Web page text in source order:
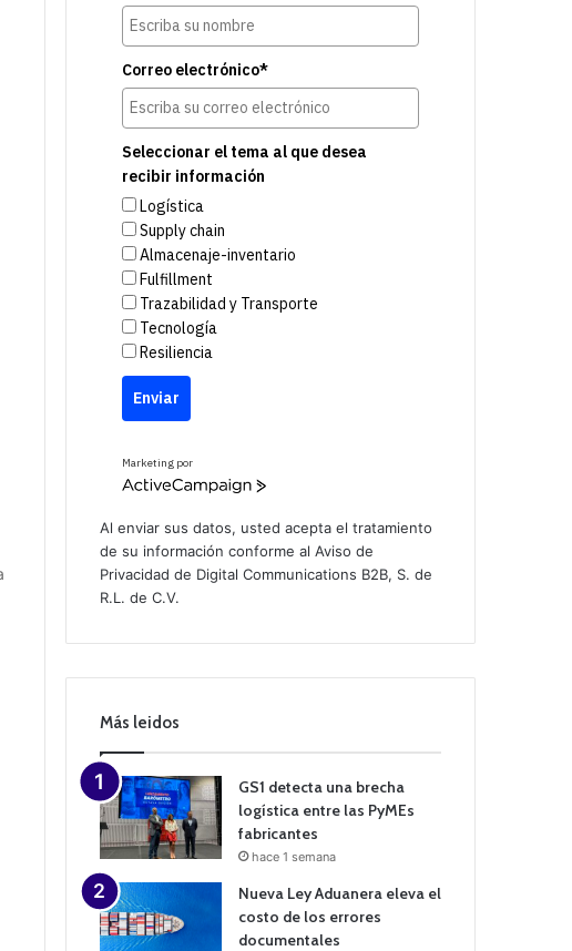
Correo electrónico*
Seleccionar el tema al que desea
recibir información
Logística
Supply chain
Almacenaje-inventario
Fulfillment
Trazabilidad y Transporte
Tecnología
Resiliencia
Enviar
Marketing por
A
v
e
p
i
n
Al enviar sus datos, usted acepta el tratamiento
de su información conforme alAviso de
Privacidad de Digital Communications B2B, S. de
R.L. de C.V.
Más leidos
GS1 detecta una brecha
logística entre las PyMEs
fabricantes
hace 1 semana
Nueva Ley Aduanera eleva el
costo de los errores
documentales